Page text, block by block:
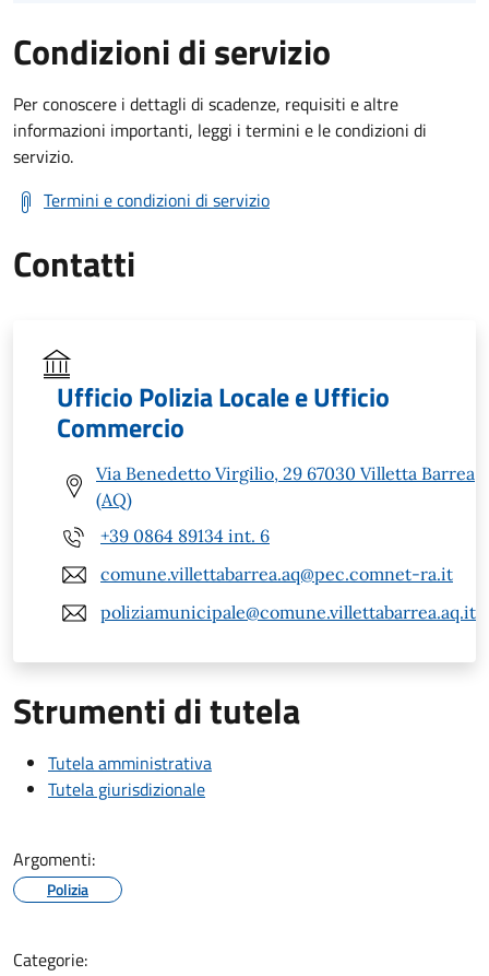
Condizioni di servizio
Per conoscere i dettagli di scadenze, requisiti e altre
informazioni importanti, leggi i termini e le condizioni di
servizio.
Termini e condizioni di servizio
Contatti
Ufficio Polizia Locale e Ufficio
Commercio
Via Benedetto Virgilio, 29 67030 Villetta Barrea
(AQ)
+39 0864 89134 int. 6
comune.villettabarrea.aq@pec.comnet-ra.it
poliziamunicipale@comune.villettabarrea.aq.it
Strumenti di tutela
Tutela amministrativa
Tutela giurisdizionale
Argomenti:
Polizia
Categorie: